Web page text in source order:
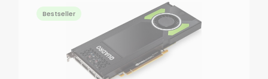
Bestseller